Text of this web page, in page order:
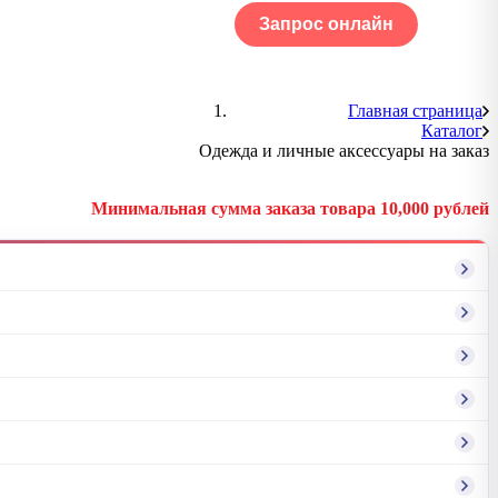
Запрос онлайн
Главная страница
Каталог
Одежда и личные аксессуары на заказ
Минимальная сумма заказа товара 10,000 рублей